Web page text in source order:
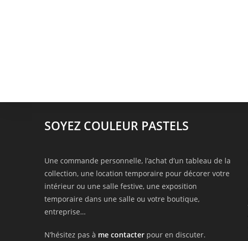
SOYEZ COULEUR PASTELS
Une commande personnelle, l’achat d’un tableau de la
collection, une location temporaire pour décorer votre
intérieur ou une salle festive, une exposition
temporaire dans une salle ou votre boutique,
entreprise…
N’hésitez pas à me contacter pour en discuter.